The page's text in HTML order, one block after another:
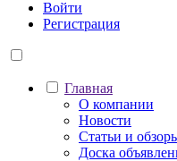
Войти
Регистрация
Главная
О компании
Новости
Статьи и
Доска